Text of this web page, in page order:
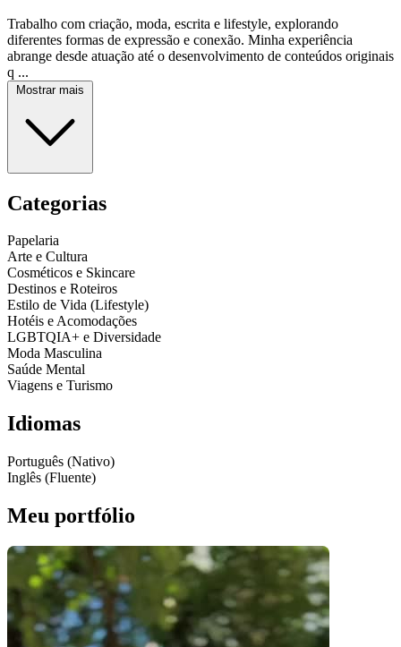
Trabalho com criação, moda, escrita e lifestyle, explorando
diferentes formas de expressão e conexão. Minha experiência
abrange desde atuação até o desenvolvimento de conteúdos originais
q ...
Mostrar mais
Categorias
Papelaria
Arte e Cultura
Cosméticos e Skincare
Destinos e Roteiros
Estilo de Vida (Lifestyle)
Hotéis e Acomodações
LGBTQIA+ e Diversidade
Moda Masculina
Saúde Mental
Viagens e Turismo
Idiomas
Português (Nativo)
Inglês (Fluente)
Meu portfólio